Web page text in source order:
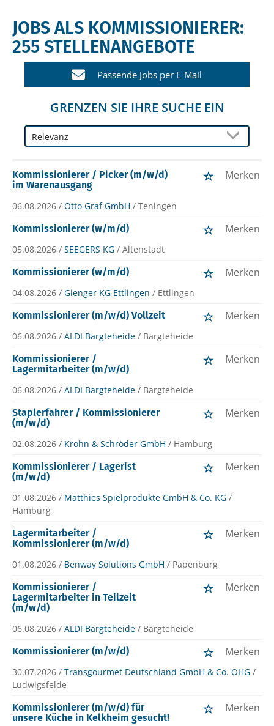
JOBS ALS KOMMISSIONIERER:
255 STELLENANGEBOTE
Passende Jobs per E-Mail
GRENZEN SIE IHRE SUCHE EIN
Kommissionierer / Picker (m/w/d)
im Warenausgang
Merken
06.08.2026 / Otto Graf GmbH / Teningen
Kommissionierer (w/m/d)
Merken
05.08.2026 / SEEGERS KG / Altenstadt
Kommissionierer (w/m/d)
Merken
04.08.2026 / Gienger KG Ettlingen / Ettlingen
Kommissionierer (m/w/d) Vollzeit
Merken
06.08.2026 / ALDI Bargteheide / Bargteheide
Kommissionierer /
Lagermitarbeiter (m/w/d)
Merken
06.08.2026 / ALDI Bargteheide / Bargteheide
Staplerfahrer / Kommissionierer
(m/w/d)
Merken
02.08.2026 / Krohn & Schröder GmbH / Hamburg
Kommissionierer / Lagerist
(m/w/d)
Merken
01.08.2026 / Matthies Spielprodukte GmbH & Co. KG /
Hamburg
Lagermitarbeiter /
Kommissionierer (m/w/d)
Merken
01.08.2026 / Benway Solutions GmbH / Papenburg
Kommissionierer /
Lagermitarbeiter in Teilzeit
(m/w/d)
Merken
06.08.2026 / ALDI Bargteheide / Bargteheide
Kommissionierer (m/w/d)
Merken
30.07.2026 / Transgourmet Deutschland GmbH & Co. OHG /
Ludwigsfelde
Kommissionierer (m/w/d) für
unsere Küche in Kelkheim gesucht!
Merken